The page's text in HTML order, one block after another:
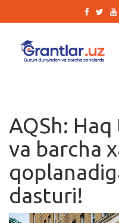
Ishlar
Kurslar
Blog
Yana
AQSh:
va barcha
dasturi!